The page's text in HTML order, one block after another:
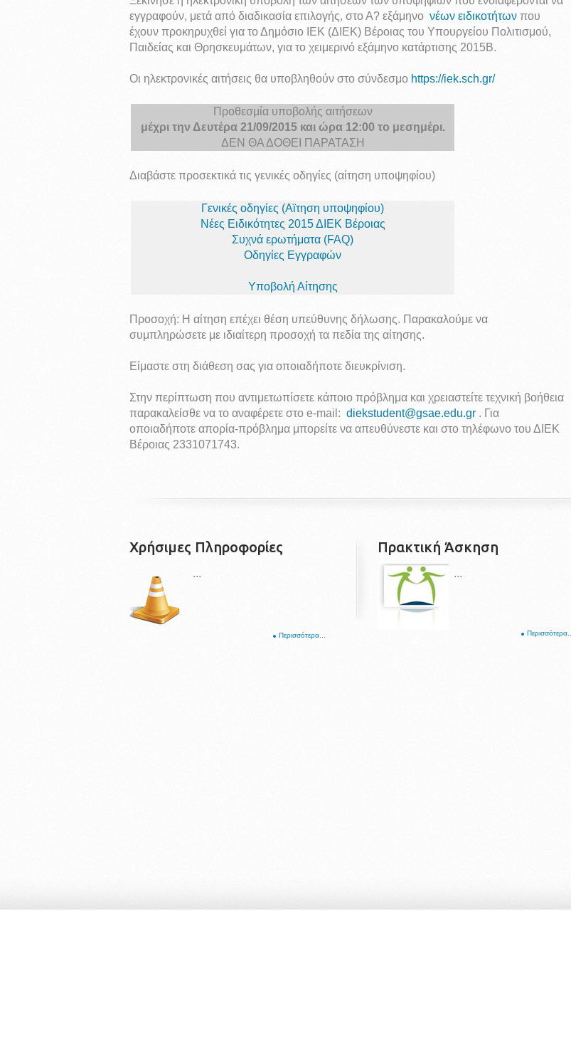
εγγραφούν, μετά από διαδικασία επιλογής, στο Α? εξάμηνο νέων ειδικοτήτων που
έχουν προκηρυχθεί για το Δημόσιο ΙΕΚ (ΔΙΕΚ) Βέροιας του Υπουργείου Πολιτισμού,
Παιδείας και Θρησκευμάτων, για το χειμερινό εξάμηνο κατάρτισης 2015Β.
Οι ηλεκτρονικές αιτήσεις θα υποβληθούν στο σύνδεσμο https://iek.sch.gr/
Προθεσμία υποβολής αιτήσεων
μέχρι την Δευτέρα 21/09/2015 και ώρα 12:00 το μεσημέρι.
ΔΕΝ ΘΑ ΔΟΘΕΙ ΠΑΡΑΤΑΣΗ
Διαβάστε προσεκτικά τις γενικές οδηγίες (αίτηση υποψηφίου)
Γενικές οδηγίες (Αϊτηση υποψηφίου)
Νέες Ειδικότητες 2015 ΔΙΕΚ Βέροιας
Συχνά ερωτήματα (FAQ)
Οδηγίες Εγγραφών
Υποβολή Αίτησης
Προσοχή: Η αίτηση επέχει θέση υπεύθυνης δήλωσης. Παρακαλούμε να
συμπληρώσετε με ιδιαίτερη προσοχή τα πεδία της αίτησης.
Είμαστε στη διάθεση σας για οποιαδήποτε διευκρίνιση.
Στην περίπτωση που αντιμετωπίσετε κάποιο πρόβλημα και χρειαστείτε τεχνική βοήθεια
παρακαλείσθε να το αναφέρετε στο e-mail: diekstudent@gsae.edu.gr . Για
οποιαδήποτε απορία-πρόβλημα μπορείτε να απευθύνεστε και στο τηλέφωνο του ΔΙΕΚ
Βέροιας 2331071743.
Χρήσιμες Πληροφορίες
...
Περισσότερα...
Πρακτική Άσκηση
...
Περισσότερα...